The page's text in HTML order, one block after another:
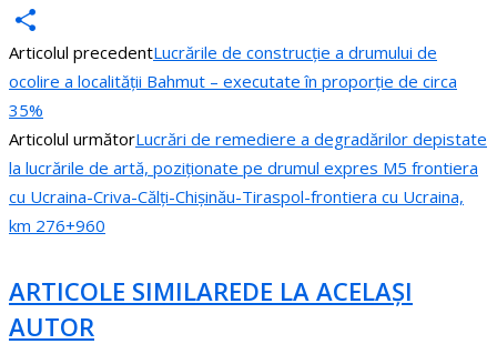
PrintFriendly
Partajează
Articolul precedentLucrările de construcție a drumului de
ocolire a localității Bahmut – executate în proporție de circa
35%
Articolul următorLucrări de remediere a degradărilor depistate
la lucrările de artă, poziționate pe drumul expres M5 frontiera
cu Ucraina-Criva-Călți-Chișinău-Tiraspol-frontiera cu Ucraina,
km 276+960
ARTICOLE SIMILAREDE LA ACELAȘI
AUTOR